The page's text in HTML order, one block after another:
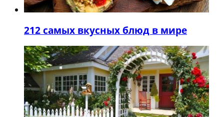
212 самых вкусных блюд в мире